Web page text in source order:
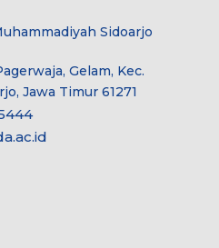
Sidoarjo
Gelam, Kec.
Jawa Timur 61271